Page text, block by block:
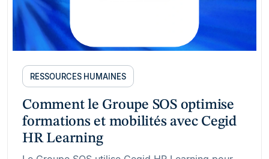
RESSOURCES HUMAINES
Comment le Groupe SOS optimise
formations et mobilités avec Cegid
HR Learning